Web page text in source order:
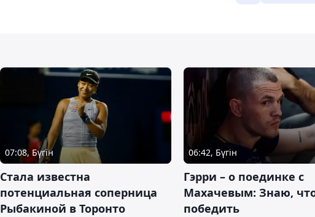
07:08, Бүгін
Cтала известна
потенциальная соперница
Рыбакиной в Торонто
06:42, Бүгін
Гэрри – о поединке с
Махачевым: Знаю,
победить